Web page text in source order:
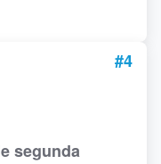
#4
segunda